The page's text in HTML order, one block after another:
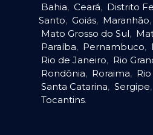
Bahia, Ceará, Distrito
Santo, Goiás, Maranhão,
Mato Grosso do Sul,
Paraíba, Pernambuco,
Rio de Janeiro, Rio
Rondônia, Roraima,
Santa Catarina, Sergipe,
Tocantins.